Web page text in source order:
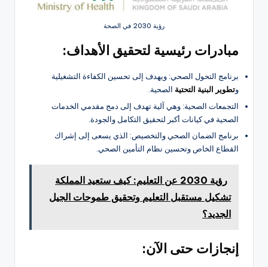
رؤية 2030 في الصحة
مبادرات رئيسية لتحقيق الأهداف:
برنامج التحول الصحي: ويهدف إلى تحسين الكفاءة التشغيلية
وتطوير البنية التحتية الصحية.
التجمعات الصحية: وهي آلية تهدف إلى دمج مقدمي الخدمات
الصحية في كيانات أكبر لتحقيق التكامل والجودة.
برنامج الضمان الصحي والتخصيص: الذي يسعى إلى إشراك
القطاع الخاص وتحسين نظام التأمين الصحي.
رؤية 2030 عن التعليم: كيف ستعيد المملكة
تشكيل مستقبل التعليم وتحقيق طموحات الجيل
الجديد؟
إنجازات حتى الآن: